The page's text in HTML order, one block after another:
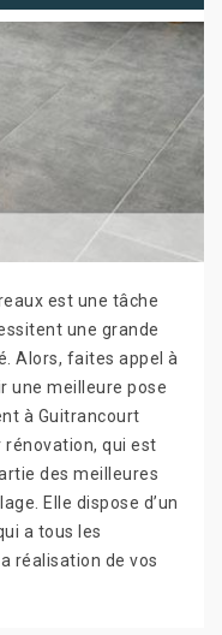
est une tâche
une grande
Alors, faites appel à
une meilleure pose
à Guitrancourt
rénovation, qui est
des meilleures
Elle dispose d’un
a tous les
réalisation de vos